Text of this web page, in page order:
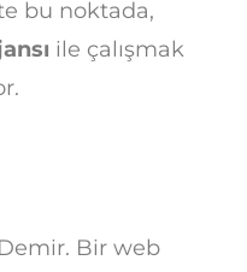
bu noktada,
ile çalışmak
Bir web